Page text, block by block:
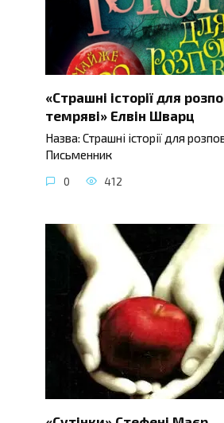
«Страшні історії для
темряві» Елвін Шварц
Назва: Страшні історії для
Письменник
0 412